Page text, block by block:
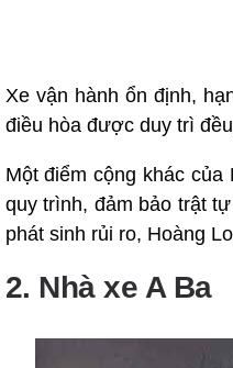
Xe vận hành ổn định,
điều hòa được duy trì
Một điểm cộng khác
quy trình, đảm bảo trật
phát sinh rủi ro, Hoàng
2. Nhà xe A Ba